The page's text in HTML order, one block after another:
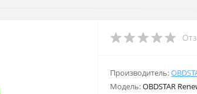
Производитель:
Модель:OBDSTAR